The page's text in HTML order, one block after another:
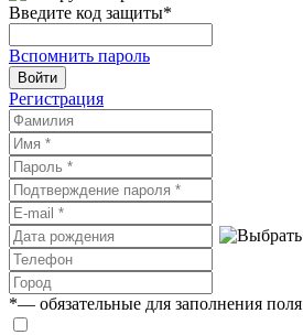
Введите код защиты*
Вспомнить пароль
Войти
Регистрация
*— обязательные для заполнения поля